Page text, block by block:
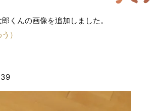
くんの画像を追加しました。
）